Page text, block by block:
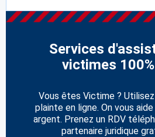
Services
victimes
Vous êtes Victime ?
plainte en ligne. On vous
argent. Prenez un RDV
partenaire juridique